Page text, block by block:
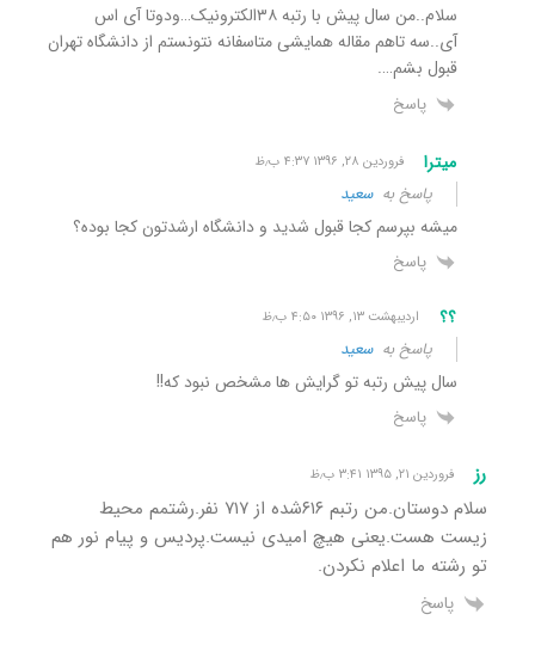
سلام..من سال پیش با رتبه ۳۸الکترونیک…ودوتا آی اس
آی..سه تاهم مقاله همایشی متاسفانه نتونستم از دانشگاه تهران
قبول بشم….
پاسخ
میترا فروردین ۲۸, ۱۳۹۶ ۴:۳۷ ب٫ظ
پاسخ بهسعید
میشه بپرسم کجا قبول شدید و دانشگاه ارشدتون کجا بوده؟
پاسخ
؟؟ اردیبهشت ۱۳, ۱۳۹۶ ۴:۵۰ ب٫ظ
پاسخ بهسعید
سال پیش رتبه تو گرایش ها مشخص نبود که!!
پاسخ
رز فروردین ۲۱, ۱۳۹۵ ۳:۴۱ ب٫ظ
سلام دوستان.من رتبم ۶۱۶شده از ۷۱۷ نفر.رشتمم محیط
زیست هست.یعنی هیچ امیدی نیست.پردیس و پیام نور هم
تو رشته ما اعلام نکردن.
پاسخ